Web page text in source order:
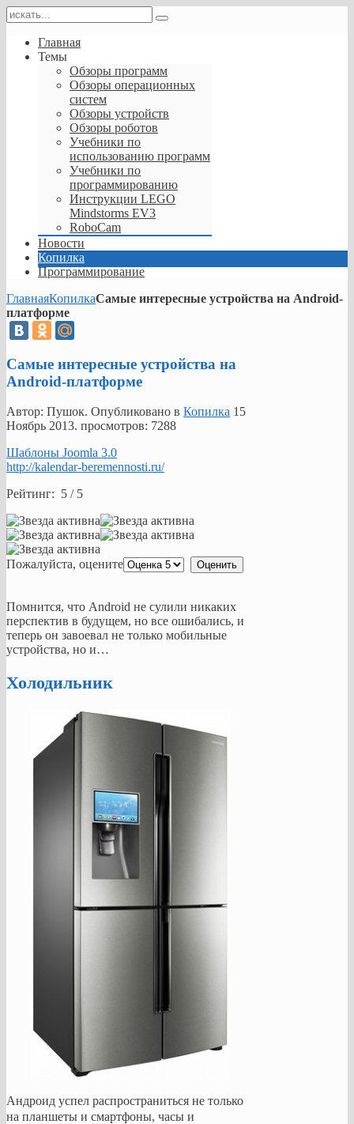
Главная
Темы
Обзоры программ
Обзоры операционных
систем
Обзоры устройств
Обзоры роботов
Учебники по
использованию программ
Учебники по
программированию
Инструкции LEGO
Mindstorms EV3
RoboCam
Новости
Копилка
Программирование
ГлавнаяКопилкаСамые интересные устройства на Android-
платформе
Самые интересные устройства на
Android-платформе
Автор: Пушок. Опубликовано в Копилка 15
Ноябрь 2013. просмотров: 7288
Шаблоны Joomla 3.0
http://kalendar-beremennosti.ru/
Рейтинг: 5 / 5
Пожалуйста, оцените
Помнится, что Android не сулили никаких
перспектив в будущем, но все ошибались, и
теперь он завоевал не только мобильные
устройства, но и…
Холодильник
Андроид успел распространиться не только
на планшеты и смартфоны, часы и